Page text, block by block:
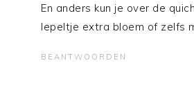
En anders kun je over de
lepeltje extra bloem of zelfs
BEANTWOORDEN